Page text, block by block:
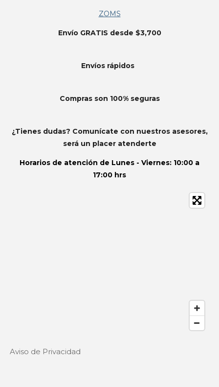
ZOMS
Envío GRATIS desde $3,700
Envíos rápidos
Compras son 100% seguras
¿Tienes dudas? Comunícate con nuestros asesores,
será un placer atenderte
Horarios de atención de Lunes - Viernes: 10:00 a
17:00 hrs
Aviso de Privacidad